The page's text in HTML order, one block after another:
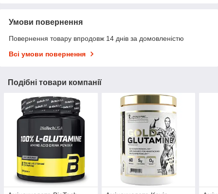
Умови повернення
Повернення товару впродовж 14 днів за домовленістю
Всі умови повернення
Подібні товари компанії